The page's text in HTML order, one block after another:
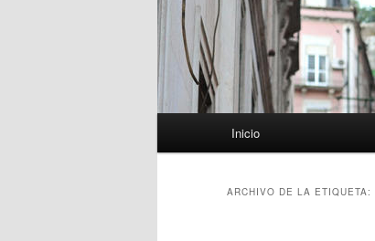
Inicio
ARCHIVO DE LA ETIQUETA: